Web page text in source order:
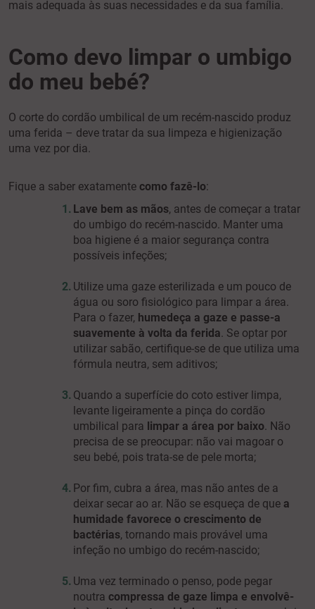
mais adequada às suas necessidades e da sua família.
Como devo limpar o umbigo
do meu bebé?
O corte do cordão umbilical de um recém-nascido produz
uma ferida – deve tratar da sua limpeza e higienização
uma vez por dia.
Fique a saber exatamente como fazê-lo:
Lave bem as mãos, antes de começar a tratar
do umbigo do recém-nascido. Manter uma
boa higiene é a maior segurança contra
possíveis infeções;
Utilize uma gaze esterilizada e um pouco de
água ou soro fisiológico para limpar a área.
Para o fazer, humedeça a gaze e passe-a
suavemente à volta da ferida. Se optar por
utilizar sabão, certifique-se de que utiliza uma
fórmula neutra, sem aditivos;
Quando a superfície do coto estiver limpa,
levante ligeiramente a pinça do cordão
umbilical para limpar a área por baixo. Não
precisa de se preocupar: não vai magoar o
seu bebé, pois trata-se de pele morta;
Por fim, cubra a área, mas não antes de a
deixar secar ao ar. Não se esqueça de que a
humidade favorece o crescimento de
bactérias, tornando mais provável uma
infeção no umbigo do recém-nascido;
Uma vez terminado o penso, pode pegar
noutra compressa de gaze limpa e envolvê-